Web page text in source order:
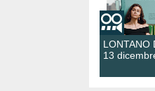
LONTANO
13